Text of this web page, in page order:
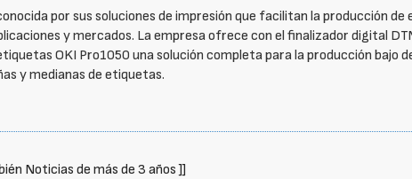
por sus soluciones de impresión que facilitan la producción
y mercados. La empresa ofrece con el finalizador digital
OKI Pro1050 una solución completa para la producción bajo
y medianas de etiquetas.
Noticias de más de 3 años ]]